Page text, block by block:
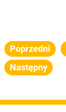
Poprzedni
Następny